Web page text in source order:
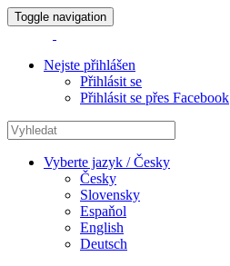
Toggle navigation
Nejste přihlášen
Přihlásit se
Přihlásit se přes Facebook
Vyberte jazyk / Česky
Česky
Slovensky
Espaňol
English
Deutsch